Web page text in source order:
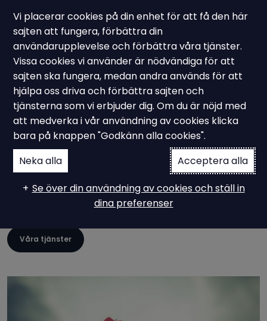
Kontakta Ampiro
Vi ser fram emot att höra
ifrån er!
Konsultation, systemstöd för ledningssystem,
Vi pratar gärna vidare, oavsett vad du har i tankarna!
Våra tjänster
Vi placerar cookies på din enhet för att få den här
sajten att fungera, förbättra din
användarupplevelse och förbättra våra tjänster.
Vissa cookies vi använder är nödvändiga för att
sajten ska fungera, medan andra används för att
hjälpa oss driva och förbättra sajten och
tjänsterna som vi erbjuder dig. Om du är nöjd med
att medverka i vår användning av cookies klicka
bara på knappen "Godkänn alla cookies".
Acceptera alla
Neka alla
Se över din användning av cookies och ställ in
dina preferenser